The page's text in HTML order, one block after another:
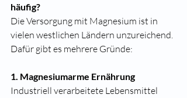
häufig?
Die Versorgung mit Magnesium ist in
vielen westlichen Ländern unzureichend.
Dafür gibt es mehrere Gründe:
1. Magnesiumarme Ernährung
Industriell verarbeitete Lebensmittel